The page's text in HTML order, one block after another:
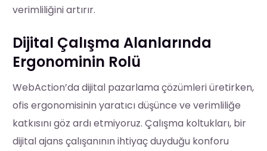
verimliliğini artırır.
Dijital Çalışma Alanlarında
Ergonominin Rolü
WebAction’da dijital pazarlama çözümleri üretirken,
ofis ergonomisinin yaratıcı düşünce ve verimliliğe
katkısını göz ardı etmiyoruz. Çalışma koltukları, bir
dijital ajans çalışanının ihtiyaç duyduğu konforu